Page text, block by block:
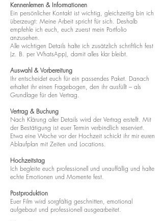
Kennenlernen & Informationen
Ein persönlicher Kontakt ist wichtig, gleichzeitig bin ich
überzeugt: Meine Arbeit spricht für sich. Deshalb
empfehle ich euch, euch zuerst mein Portfolio
anzusehen.
Alle wichtigen Details halte ich zusätzlich schriftlich fest
(z. B. per WhatsApp), damit alles klar bleibt.
Auswahl & Vorbereitung
Ihr entscheidet euch für ein passendes Paket. Danach
erhaltet ihr einen Fragebogen, den ihr ausfüllt – als
Grundlage für den Vertrag.
Vertrag & Buchung
Nach Klärung aller Details wird der Vertrag erstellt. Mit
der Bestätigung ist euer Termin verbindlich reserviert.
Etwa eine Woche vor der Hochzeit schickt ihr mir euren
Ablaufplan mit Zeiten und Locations.
Hochzeitstag
Ich begleite euch professionell und unauffällig und halte
echte Emotionen und Momente fest.
Postproduktion
Euer Film wird sorgfältig geschnitten, emotional
aufgebaut und professionell ausgearbeitet.